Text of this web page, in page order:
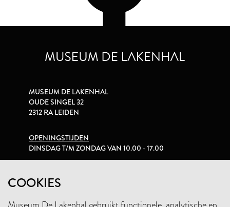
COOKIES
MUSEUM DE LAKENHAL
OUDE SINGEL 32
2312 RA LEIDEN
OPENINGSTIJDEN
DINSDAG T/M ZONDAG VAN 10.00 - 17.00